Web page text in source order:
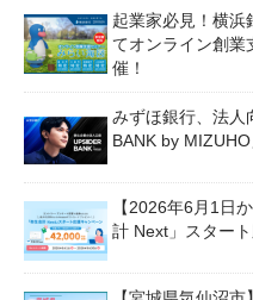
起業家必見！横浜
てオンライン創業
催！
みずほ銀行、法人
BANK by MIZUHO
【2026年6月1日
計 Next」スター